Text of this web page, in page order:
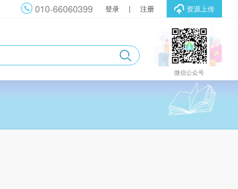
资源上传
登录 | 注册
010-66060399
微信公众号